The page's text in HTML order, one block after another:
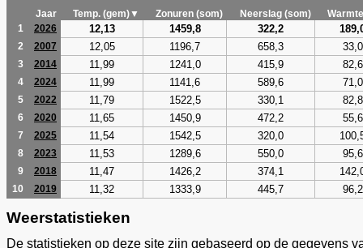
Jaar
Temp. (gem)▼ Zonuren (som) Neerslag (som)
1
2026 12,13 1459,8 322,2
2 2007 12,05 1196,7 658,3 33,0
3 2014 11,99 1241,0 415,9 82,6
4 2024 11,99 1141,6 589,6 71,0
5 2022 11,79 1522,5 330,1 82,8
6 2020 11,65 1450,9 472,2 55,6
7 2025 11,54 1542,5 320,0
8 2023 11,53 1289,6 550,0 95,6
9 2018 11,47 1426,2 374,1
10 2019 11,32 1333,9 445,7 96,2
Weerstatistieken
De statistieken op deze site zijn gebaseerd op de gegevens